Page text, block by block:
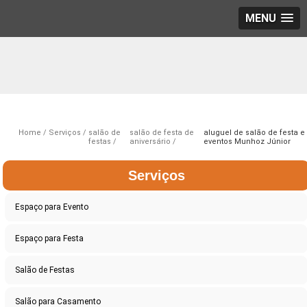
MENU
Home Serviços
salão de
festas
salão de festa de
aniversário
aluguel de salão de festa e
eventos Munhoz Júnior
Serviços
Espaço para Evento
Espaço para Festa
Salão de Festas
Salão para Casamento